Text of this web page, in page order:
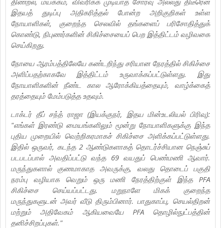
இதயத் துடிப்பு அதிகரித்தல் போன்ற அறிகுறிகள் உள்ள
நோயாளிகள், குறைந்த செலவில் தங்களைப் பரிசோதித்துக்
கொண்டு, நிபுணர்களின் சிகிச்சையைப் பெற இத்திட்டம் வழிவகை
செய்கிறது.
நோயை ஆரம்பத்திலேயே கண்டறிந்து சரியான நேரத்தில் சிகிச்சை
அளிப்பதற்காகவே இத்திட்டம் உருவாக்கப்பட்டுள்ளது. இது
நோயாளிகளின் நீண்ட கால ஆரோக்கியத்தையும், வாழ்க்கைத்
தரத்தையும் மேம்படுத்த உதவும்.
டாக்டர் தீப் சந்த் ராஜா (இயக்குநர், இதய மின்உடலியல் பிரிவு):
"எங்கள் இரண்டு மையங்களிலும் மூன்று நோயாளிகளுக்கு இந்த
புதிய முறையில் வெற்றிகரமாகச் சிகிச்சை அளிக்கப்பட்டுள்ளது.
இதில் ஒருவர், கடந்த 2 ஆண்டுகளாகத் தொடர்ச்சியான நெஞ்சுப்
படபடப்பால் அவதிப்பட்டு வந்த 69 வயதுப் பெண்மணி ஆவார்.
மருந்துகளால் குணமாகாத அவருக்கு, வலது தொடைப் பகுதி
நரம்பு வழியாக வெறும் ஒரு மணி நேரத்திற்குள் இந்த PFA
சிகிச்சை செய்யப்பட்டது. மறுநாளே மிகக் குறைந்த
மருந்துகளுடன் அவர் வீடு திரும்பினார். பாதுகாப்பு, செயல்திறன்
மற்றும் அதிவேகம் ஆகியவையே PFA தொழில்நுட்பத்தின்
தனிச்சிறப்புகள்."